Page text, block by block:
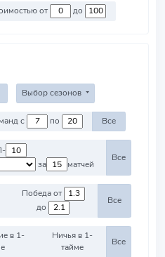
Против команд со стоимостью от до
Выбор сезонов
Против команд с по Все
за
матчей
Все
Победа от
до
Все
в 1-
Ничья в 1-
тайме
Все